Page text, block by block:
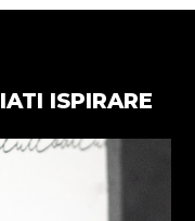
ISPIRARE